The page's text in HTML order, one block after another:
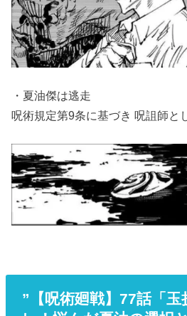
・夏油傑は逃走
呪術規定第9条に基づき 呪詛師と
”【呪術廻戦】77話「